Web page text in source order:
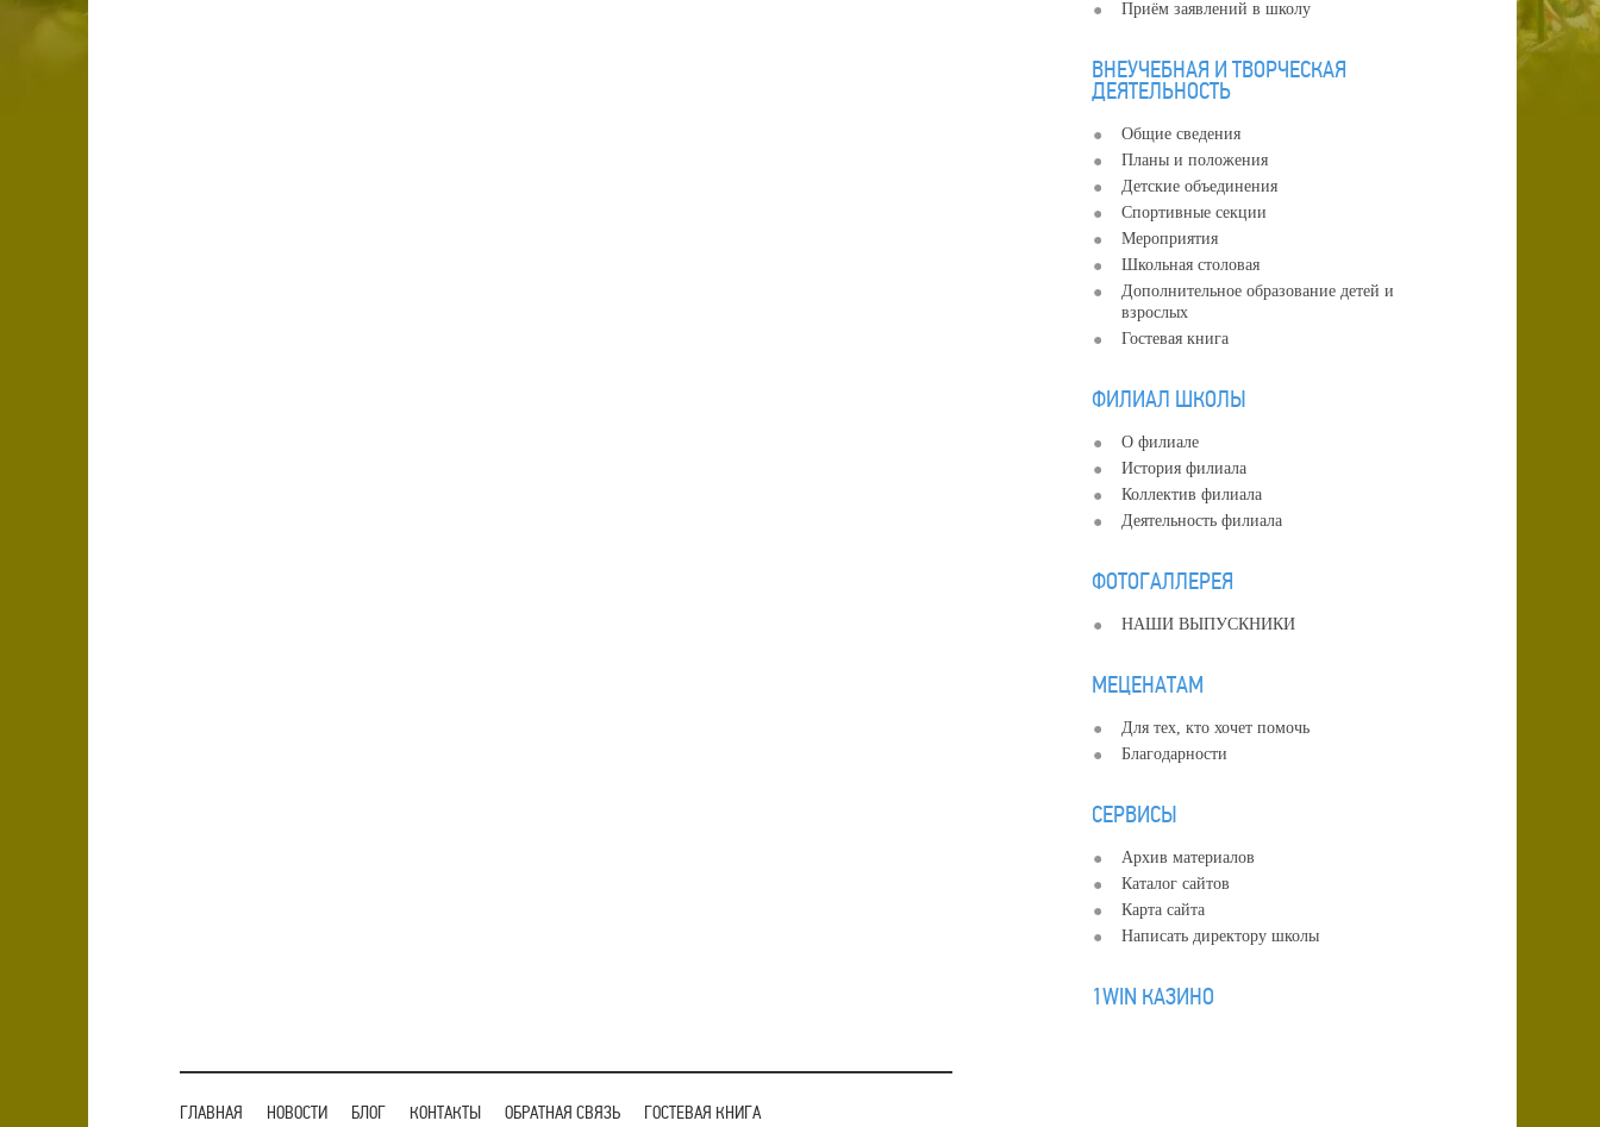
Приём заявлений в школу
ВНЕУЧЕБНАЯ И ТВОРЧЕСКАЯ
ДЕЯТЕЛЬНОСТЬ
Общие сведения
Планы и положения
Детские объединения
Спортивные секции
Мероприятия
Школьная столовая
Дополнительное образование детей и
взрослых
Гостевая книга
ФИЛИАЛ ШКОЛЫ
О филиале
История филиала
Коллектив филиала
Деятельность филиала
ФОТОГАЛЛЕРЕЯ
НАШИ ВЫПУСКНИКИ
МЕЦЕНАТАМ
Для тех, кто хочет помочь
Благодарности
СЕРВИСЫ
Архив материалов
Каталог сайтов
Карта сайта
Написать директору школы
1WIN КАЗИНО
ГЛАВНАЯ НОВОСТИ БЛОГ КОНТАКТЫ ОБРАТНАЯ СВЯЗЬ ГОСТЕВАЯ КНИГА